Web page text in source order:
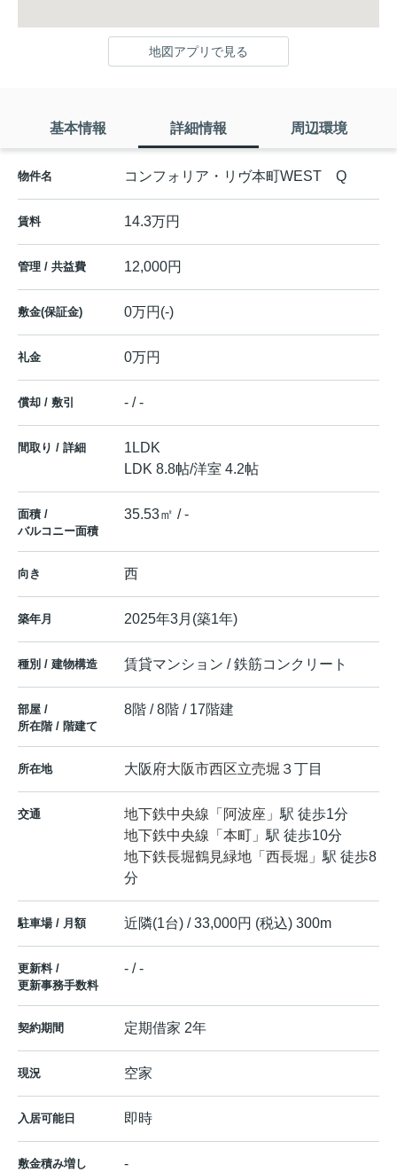
地図アプリで見る
基本情報 詳細情報 周辺環境
物件名 コンフォリア・リヴ本町WEST Q
賃料 14.3万円
管理 / 共益費 12,000円
敷金(保証金) 0万円(-)
礼金 0万円
償却 / 敷引 - / -
間取り / 詳細
1LDK
LDK 8.8帖/洋室 4.2帖
面積 /
バルコニー面積
35.53㎡ / -
向き 西
築年月 2025年3月(築1年)
種別 / 建物構造 賃貸マンション / 鉄筋コンクリート
部屋 /
所在階 / 階建て
8階 / 8階 / 17階建
所在地 大阪府大阪市西区立売堀 ３丁目
交通 地下鉄中央線 「 阿波座 」駅 徒歩1分
地下鉄中央線 「 本町 」駅 徒歩10分
地下鉄長堀鶴見緑地 「 西長堀 」駅 徒歩8
分
駐車場 / 月額 近隣(1台) / 33,000円 (税込) 300m
更新料 /
更新事務手数料
- / -
契約期間 定期借家 2年
現況 空家
入居可能日 即時
敷金積み増し -